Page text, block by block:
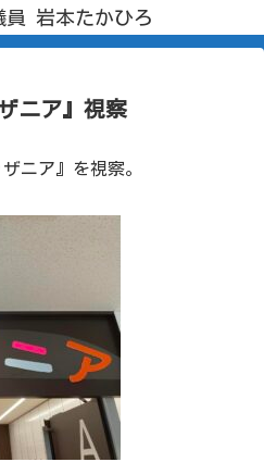
員 岩本たかひろ
ニア』視察
ニア』を視察。